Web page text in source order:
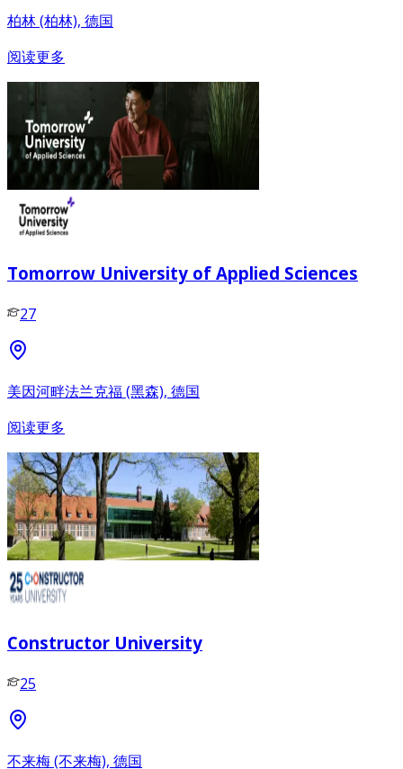
柏林 (柏林), 德国
阅读更多
Tomorrow University of Applied Sciences
27
美因河畔法兰克福 (黑森), 德国
阅读更多
Constructor University
25
不来梅 (不来梅), 德国